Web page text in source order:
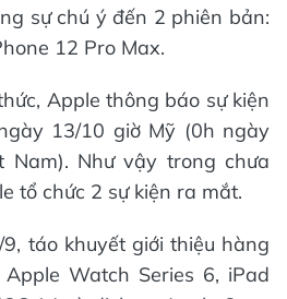
sự chú ý đến 2 phiên bản:
12 Pro Max.
Apple thông báo sự kiện
13/10 giờ Mỹ (0h ngày
Nam). Như vậy trong chưa
tổ chức 2 sự kiện ra mắt.
táo khuyết giới thiệu hàng
Watch Series 6, iPad